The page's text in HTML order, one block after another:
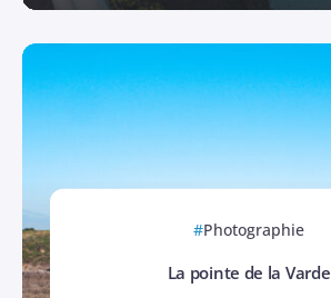
Photographie
La pointe de la Varde